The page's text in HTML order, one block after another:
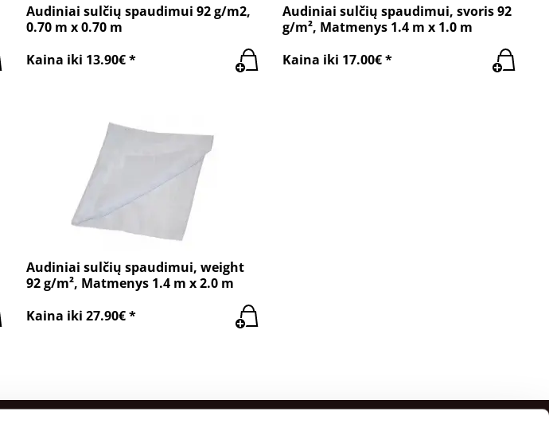
Audiniai sulčių spaudimui 92 g/m2,
0.70 m x 0.70 m
Kaina iki 13.90€ *
Audiniai sulčių spaudimui, svoris 92
g/m², Matmenys 1.4 m x 1.0 m
Kaina iki 17.00€ *
Audiniai sulčių spaudimui, weight
92 g/m², Matmenys 1.4 m x 2.0 m
Kaina iki 27.90€ *